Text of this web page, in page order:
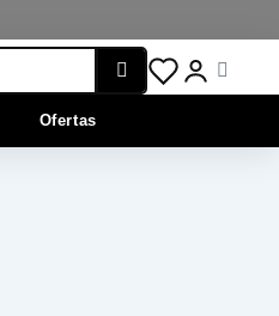
Ofertas
Cart